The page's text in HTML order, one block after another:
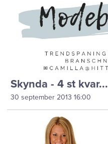
Skynda - 4 st kvar...
30 september 2013 16:00